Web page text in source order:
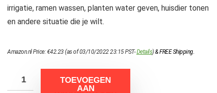
irrigatie, ramen wassen, planten water geven, huisdier tonen
en andere situatie die je wilt.
Amazon.nl Price:€42.23 (as of 03/10/2022 23:15 PST-Details)&FREE Shipping.
TOEVOEGEN
AAN